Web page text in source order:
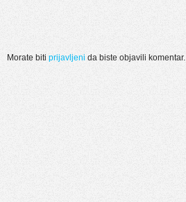
Morate biti prijavljeni da biste objavili komentar.